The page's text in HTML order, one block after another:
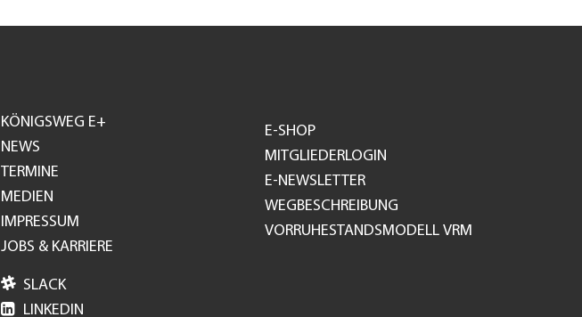
Footer
GH
KÖNIGSWEG E+
NEWS
TERMINE
MEDIEN
IMPRESSUM
JOBS & KARRIERE
E-SHOP
MITGLIEDERLOGIN
E-NEWSLETTER
WEGBESCHREIBUNG
VORRUHESTANDSMODELL VRM
 SLACK
 LINKEDIN